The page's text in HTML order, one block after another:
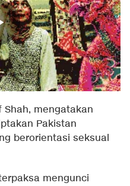
Shah, mengatakan
Pakistan
berorientasi seksual
mengunci